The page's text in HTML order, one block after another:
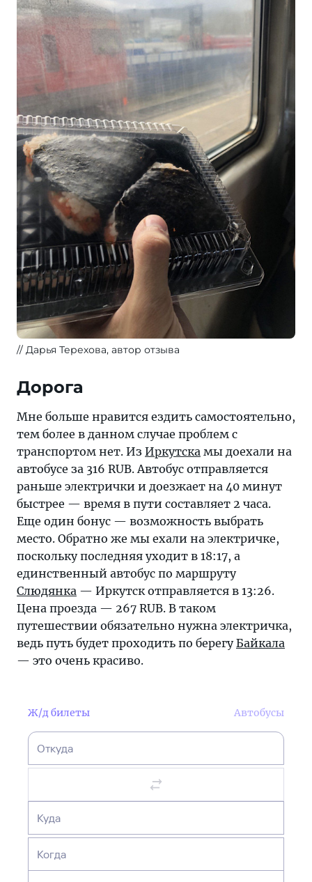
Дарья Терехова, автор отзыва
Дорога
Мне больше нравится ездить самостоятельно,
тем более в данном случае проблем с
транспортом нет. Из Иркутска мы доехали на
автобусе за 316 RUB. Автобус отправляется
раньше электрички и доезжает на 40 минут
быстрее — время в пути составляет 2 часа.
Еще один бонус — возможность выбрать
место. Обратно же мы ехали на электричке,
поскольку последняя уходит в 18:17, а
единственный автобус по маршруту
Слюдянка — Иркутск отправляется в 13:26.
Цена проезда — 267 RUB. В таком
путешествии обязательно нужна электричка,
ведь путь будет проходить по берегуБайкала
— это очень красиво.
Ж/д билеты Автобусы
Откуда
Куда
Когда